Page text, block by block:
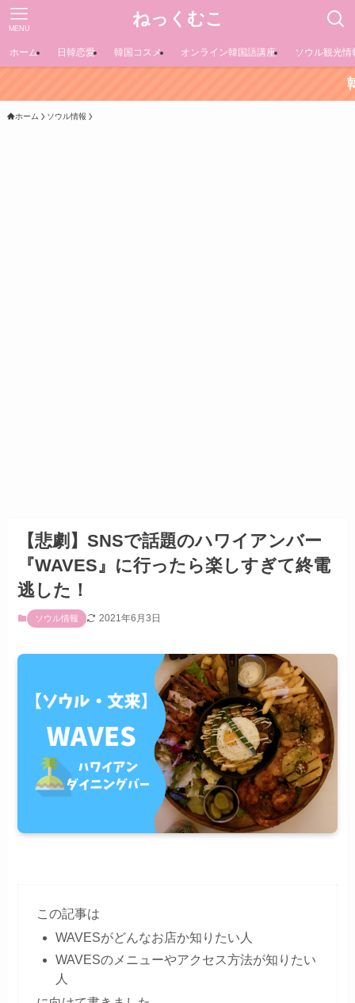
ねっくむこ
MENU
ホーム 日韓恋愛 韓国コスメ オンライン韓国語講座 ソウル観光情
韓国コスメのおす
ホーム ソウル情報
【悲劇】SNSで話題のハワイアンバー
『WAVES』に行ったら楽しすぎて終電
逃した！
ソウル情報 2021年6月3日
この記事は
WAVESがどんなお店か知りたい人
WAVESのメニューやアクセス方法が知りたい
人